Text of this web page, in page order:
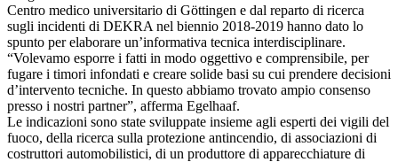
Centro medico universitario di Göttingen e dal reparto di ricerca
sugli incidenti di DEKRA nel biennio 2018-2019 hanno dato lo
spunto per elaborare un’informativa tecnica interdisciplinare.
“Volevamo esporre i fatti in modo oggettivo e comprensibile, per
fugare i timori infondati e creare solide basi su cui prendere decisioni
d’intervento tecniche. In questo abbiamo trovato ampio consenso
presso i nostri partner”, afferma Egelhaaf.
Le indicazioni sono state sviluppate insieme agli esperti dei vigili del
fuoco, della ricerca sulla protezione antincendio, di associazioni di
costruttori automobilistici, di un produttore di apparecchiature di